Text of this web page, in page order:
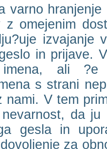
varno
z omejenim
izvajanje
in prijave.
imena, ali
s strani
V tem
da
gesla in
za